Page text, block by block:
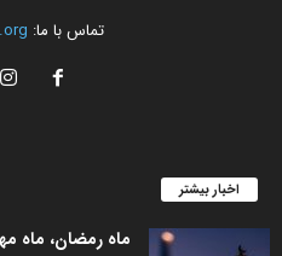
تماس با ما:
اخبار بیشتر
ماه رمضان، ماه